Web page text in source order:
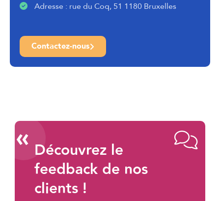
Adresse : rue du Coq, 51 1180 Bruxelles
Contactez-nous
«Découvrez le
feedback de nos
clients !